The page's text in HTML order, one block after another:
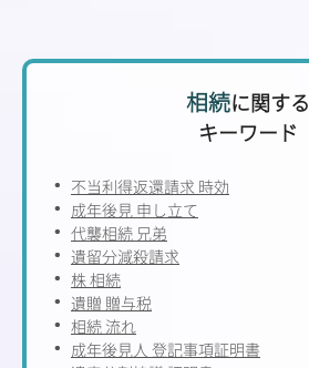
相続に関する
キーワード
不当利得返還請求 時効
成年後見 申し立て
代襲相続 兄弟
遺留分減殺請求
株 相続
遺贈 贈与税
相続 流れ
成年後見人 登記事項証明書